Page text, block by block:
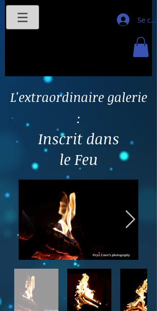
Se
L'extraordinaire galerie
:
Inscrit dans
le Feu